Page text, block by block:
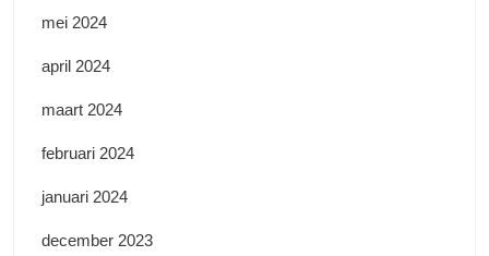
mei 2024
april 2024
maart 2024
februari 2024
januari 2024
december 2023